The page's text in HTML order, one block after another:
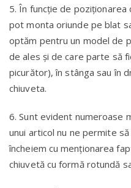
5. În funcție de
pot monta oriunde pe blat
optăm pentru un model de
de ales și de care parte să
picurător), în stânga sau în
chiuveta.
6. Sunt evident numeroase
unui articol nu ne permite
încheiem cu menționarea
chiuvetă cu formă rotundă